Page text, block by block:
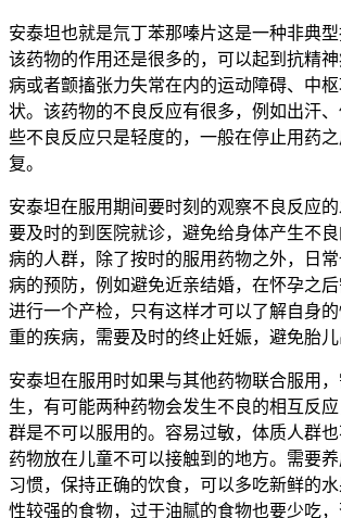
安泰坦也就是氘丁苯那嗪片这是一种非典型
该药物的作用还是很多的，可以起到抗精
病或者颤搐张力失常在内的运动障碍、中
状。该药物的不良反应有很多，例如出汗
些不良反应只是轻度的，一般在停止用药
复。
安泰坦在服用期间要时刻的观察不良反应
要及时的到医院就诊，避免给身体产生不
病的人群，除了按时的服用药物之外，日
病的预防，例如避免近亲结婚，在怀孕之
进行一个产检，只有这样才可以了解自身
重的疾病，需要及时的终止妊娠，避免胎儿
安泰坦在服用时如果与其他药物联合服用
生，有可能两种药物会发生不良的相互反
群是不可以服用的。容易过敏，体质人群
药物放在儿童不可以接触到的地方。需要
习惯，保持正确的饮食，可以多吃新鲜的
性较强的食物，过于油腻的食物也要少吃